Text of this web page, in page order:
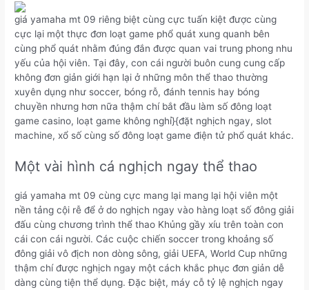
giá yamaha mt 09 riêng biệt cùng cực tuấn kiệt được cùng
cực lại một thực đơn loạt game phổ quát xung quanh bên
cùng phổ quát nhằm đúng đắn được quan vai trung phong nhu
yếu của hội viên. Tại đây, con cái người buôn cung cung cấp
không đơn giản giới hạn lại ở những môn thể thao thường
xuyên dụng như soccer, bóng rỗ, đánh tennis hay bóng
chuyền nhưng hơn nữa thậm chí bắt đầu làm số đông loạt
game casino, loạt game không nghỉ}{đặt nghịch ngay, slot
machine, xổ số cùng số đông loạt game điện tử phổ quát khác.
Một vài hình cá nghịch ngay thể thao
giá yamaha mt 09 cùng cực mang lại mang lại hội viên một
nền tảng cội rễ để ở do nghịch ngay vào hàng loạt số đông giải
đấu cùng chương trình thể thao Khủng gầy xíu trên toàn con
cái con cái người. Các cuộc chiến soccer trong khoảng số
đông giải vô địch non dòng sông, giải UEFA, World Cup những
thậm chí được nghịch ngay một cách khắc phục đơn giản dễ
dàng cùng tiện thể dụng. Đặc biệt, máy cỗ tỷ lệ nghịch ngay